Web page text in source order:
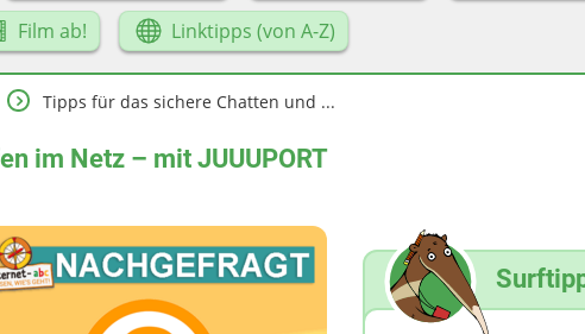
Film ab! Linktipps (von A-Z)
Tipps für das sichere Chatten und ...
im Netz – mit JUUUPORT